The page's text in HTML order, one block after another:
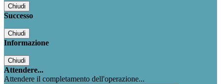
Chiudi
Successo
Chiudi
Informazione
Chiudi
Attendere...
Attendere il completamento dell'operazione...